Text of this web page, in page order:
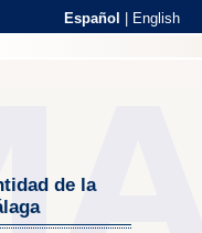
Español English
de la